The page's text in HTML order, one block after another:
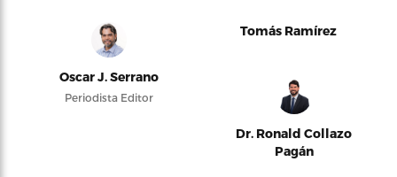
Oscar J. Serrano
Periodista Editor
Tomás Ramírez
Dr. Ronald Collazo
Pagán